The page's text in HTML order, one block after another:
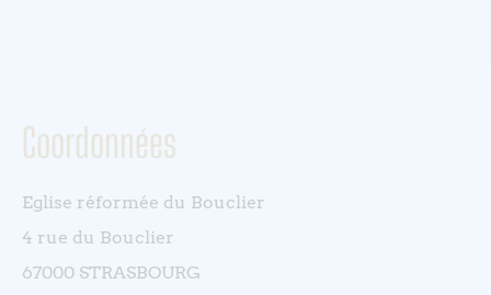
Coordonnées
Eglise réformée du Bouclier
4 rue du Bouclier
67000 STRASBOURG